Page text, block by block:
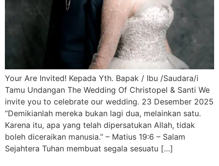
Your Are Invited! Kepada Yth. Bapak / Ibu /Saudara/i
Tamu Undangan The Wedding Of Christopel & Santi We
invite you to celebrate our wedding. 23 Desember 2025
“Demikianlah mereka bukan lagi dua, melainkan satu.
Karena itu, apa yang telah dipersatukan Allah, tidak
boleh diceraikan manusia.” – Matius 19:6 – Salam
Sejahtera Tuhan membuat segala sesuatu […]